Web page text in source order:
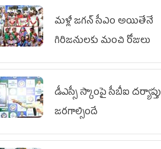
మళ్లీ జగన్ సీఎం అయితేనే
గిరిజనులకు మంచి రోజులు
డీఎస్సీ స్కాంపై సీబీఐ దర్యాప్తు
జరగాల్సిందే